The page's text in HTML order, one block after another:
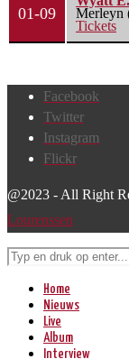
01-09
Merleyn
Tickets
Facebook
Twitter
Instagram
Flickr
@2023 - All Right
Lourenssen
Home
Nieuws
Live
Album
Interview